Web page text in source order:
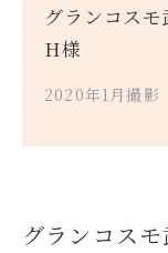
グランコス
H様
2020年1月撮影
グランコスモ